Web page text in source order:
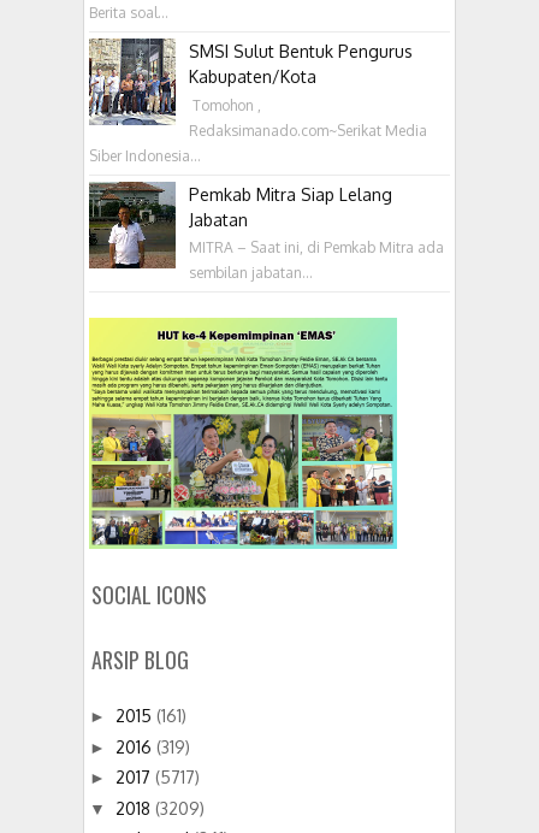
Berita soal...
SMSI Sulut Bentuk Pengurus
Kabupaten/Kota
‎ Tomohon ,
Redaksimanado.com~Serikat Media
Siber Indonesia...
Pemkab Mitra Siap Lelang
Jabatan
MITRA – Saat ini, di Pemkab Mitra ada
sembilan jabatan...
SOCIAL ICONS
ARSIP BLOG
► 2015 (161)
► 2016 (319)
► 2017 (5717)
▼ 2018 (3209)